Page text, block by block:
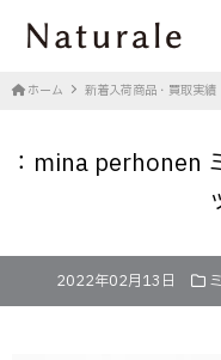
ホーム 新着入荷商品・買取実績
：mina perhonen
2022年02月13日